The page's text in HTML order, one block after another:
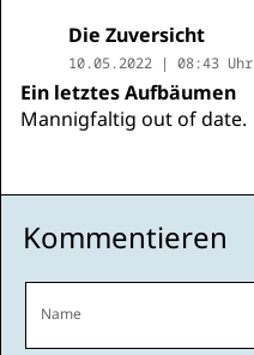
Die Zuversicht
10.05.2022 | 08:43 Uhr
Ein letztes Aufbäumen
Mannigfaltig out of date.
Kommentieren
Name